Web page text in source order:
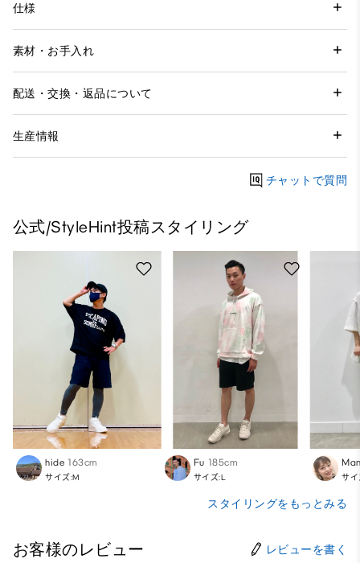
仕様
素材・お手入れ
配送・交換・返品について
生産情報
チャットで質問
公式/StyleHint投稿スタイリング
hide 163cm
サイズ:M
Fu 185cm
サイズ:L サ
スタイリングをもっとみる
お客様のレビュー レビューを書く